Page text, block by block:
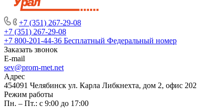
+7 (351) 267-29-08
+7 (351) 267-29-08
+7 800-201-44-36 Бесплатный Федеральный номер
Заказать звонок
E-mail
sev@prom-met.net
Адрес
454091 Челябинск ул. Карла Либкнехта, дом 2, офис 202
Режим работы
Пн. – Пт.: с 9:00 до 17:00